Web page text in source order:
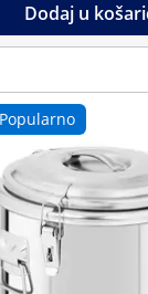
Dodaj u
Popularno